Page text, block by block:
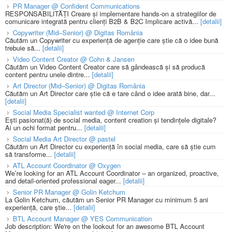
PR Manager @ Confident Communications
RESPONSABILITĂȚI Creare și implementare hands-on a strategiilor de
comunicare integrată pentru clienți B2B & B2C Implicare activă... [detalii]
Copywriter (Mid–Senior) @ Digitas România
Căutăm un Copywriter cu experiență de agenție care știe că o idee bună
trebuie să... [detalii]
Video Content Creator @ Cohn & Jansen
Căutăm un Video Content Creator care să gândească și să producă
content pentru unele dintre... [detalii]
Art Director (Mid–Senior) @ Digitas România
Căutăm un Art Director care știe că e tare când o idee arată bine, dar...
[detalii]
Social Media Specialist wanted @ Internet Corp
Ești pasionat(ă) de social media, content creation și tendințele digitale?
Ai un ochi format pentru... [detalii]
Social Media Art Director @ pastel
Căutăm un Art Director cu experiență în social media, care să știe cum
să transforme... [detalii]
ATL Account Coordinator @ Oxygen
We’re looking for an ATL Account Coordinator – an organized, proactive,
and detail-oriented professional eager... [detalii]
Senior PR Manager @ Golin Ketchum
La Golin Ketchum, căutăm un Senior PR Manager cu minimum 5 ani
experiență, care știe... [detalii]
BTL Account Manager @ YES Communication
Job description: We're on the lookout for an awesome BTL Account